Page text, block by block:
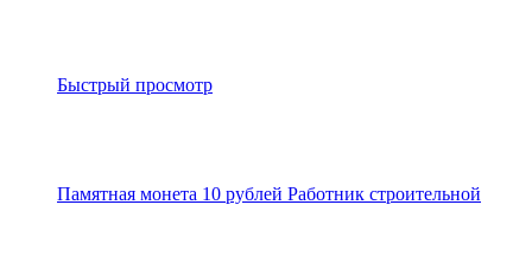
Быстрый просмотр
Памятная монета 10 рублей Работник строительной